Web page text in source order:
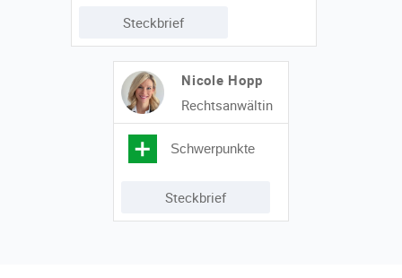
Steckbrief
Nicole Hopp
Rechtsanwältin
Schwerpunkte
Steckbrief